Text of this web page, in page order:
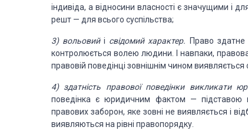
індивіда, а відносини власності єзначущими і
решт — для всього суспільства;
3) вольовийі свідомий характер. Право здатне
контролюється волею людини. І навпаки,
правовій поведінці зовнішнім чином виявляється
4) здатність правовоїповедінки викликати
поведінка є юридичним фактом — підставою
правових заборон, яке зовні не виявляється і
виявляються на рівні правопорядку.